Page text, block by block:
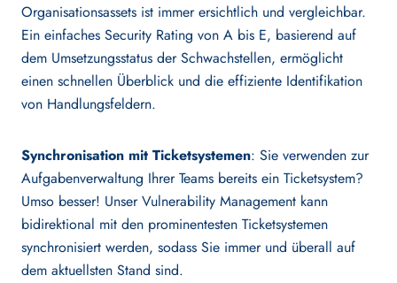
Organisationsassets ist immer ersichtlich und vergleichbar.
Ein einfaches Security Rating von A bis E, basierend auf
dem Umsetzungsstatus der Schwachstellen, ermöglicht
einen schnellen Überblick und die effiziente Identifikation
von Handlungsfeldern.
Synchronisation mit Ticketsystemen: Sie verwenden zur
Aufgabenverwaltung Ihrer Teams bereits ein Ticketsystem?
Umso besser! Unser Vulnerability Management kann
bidirektional mit den prominentesten Ticketsystemen
synchronisiert werden, sodass Sie immer und überall auf
dem aktuellsten Stand sind.